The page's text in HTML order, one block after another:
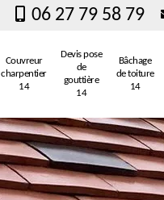
06 27 79 58 79
Couvreur
charpentier
14
Devis pose
de
gouttière
14
Bâchage
de toiture
14